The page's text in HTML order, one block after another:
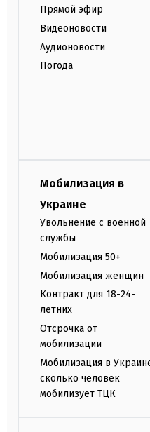
Прямой эфир
Видеоновости
Аудионовости
Погода
Мобилизация в
Украине
Увольнение с военной
службы
Мобилизация 50+
Мобилизация женщин
Контракт для 18-24-
летних
Отсрочка от
мобилизации
Мобилизация в
сколько человек
мобилизует ТЦК